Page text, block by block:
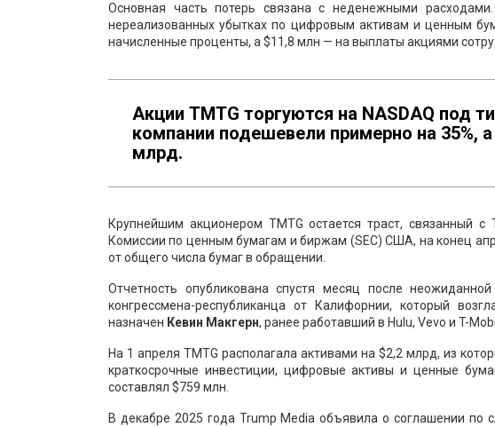
Основная часть потерь связана с неденежными
нереализованных убытках по цифровым активам и ценным
начисленные проценты, а $11,8 млн — на выплаты акциями
Акции TMTG торгуются на NASDAQ под
компании подешевели примерно на 35%,
млрд.
Крупнейшим акционером TMTG остается траст, связанный
Комиссии по ценным бумагам и биржам (SEC) США, на конец
от общего числа бумаг в обращении.
Отчетность опубликована спустя месяц после
конгрессмена-республиканца от Калифорнии, который
назначен Кевин Макгерн, ранее работавший в Hulu, Vevo и T-
На 1 апреля TMTG располагала активами на $2,2 млрд, из
краткосрочные инвестиции, цифровые активы и ценные
составлял $759 млн.
В декабре 2025 года Trump Media объявила о соглашении по